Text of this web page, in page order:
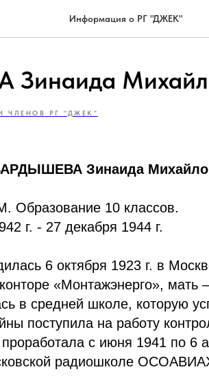
Информация о РГ "ДЖЕК"
ЧЛЕНОВ РГ "ДЖЕК"
Зинаида
Образование 10 классов.
г. - 27 декабря 1944 г.
6 октября 1923 г. в
«Монтажэнерго»,
в средней школе, которую
поступила на работу
с июня 1941 по 6
радиошколе